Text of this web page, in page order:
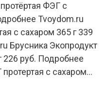
ФЭГ с
Tvoydom.ru
с сахаром 365 г 339
Брусника Экопродукт
226 руб. Подробнее
с сахаром
протёртая с